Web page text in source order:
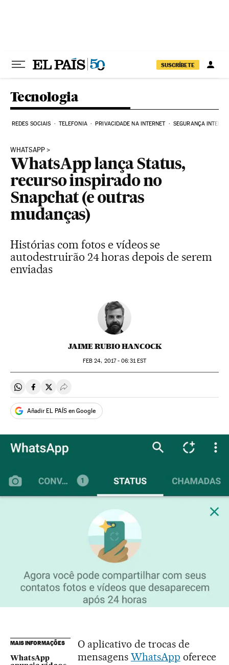
SUSCRÍBETE
Tecnologia
REDES SOCIAIS TELEFONIA PRIVACIDADE NA INTERNET SEGURANÇA
WHATSAPP
WhatsApp lança Status,
recurso inspirado no
Snapchat (e outras
mudanças)
Histórias com fotos e vídeos se
autodestruirão 24 horas depois de serem
enviadas
JAIME RUBIO HANCOCK
FEB 24, 2017 - 06:31EST
Compartir en Whatsapp
Compartir en Facebook
Compartir en Twitter
Desplegar Redes Sociales
Añadir EL PAÍS en Google
MAIS INFORMAÇÕES
WhatsApp
O aplicativo de trocas de
mensagens WhatsApp oferece